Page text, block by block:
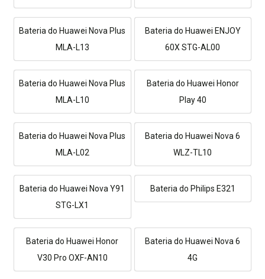
Bateria do Huawei Nova Plus
MLA-L13
Bateria do Huawei ENJOY
60X STG-AL00
Bateria do Huawei Nova Plus
MLA-L10
Bateria do Huawei Honor
Play 40
Bateria do Huawei Nova Plus
MLA-L02
Bateria do Huawei Nova 6
WLZ-TL10
Bateria do Huawei Nova Y91
STG-LX1
Bateria do Philips E321
Bateria do Huawei Honor
V30 Pro OXF-AN10
Bateria do Huawei Nova 6
4G